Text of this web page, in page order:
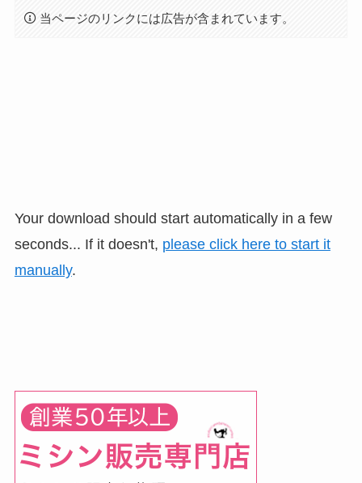
当ページのリンクには広告が含まれています。
Your download should start automatically in a few
seconds... If it doesn't, please click here to start it
manually.